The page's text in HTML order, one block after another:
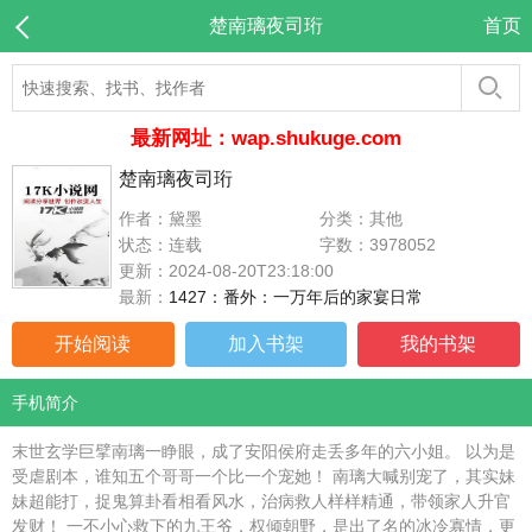
楚南璃夜司珩 首页
最新网址：wap.shukuge.com
楚南璃夜司珩
作者：黛墨
分类：其他
状态：连载
字数：3978052
更新：2024-08-20T23:18:00
最新： 1427：番外：一万年后的家宴日常
开始阅读 加入书架 我的书架
手机简介
末世玄学巨擘南璃一睁眼，成了安阳侯府走丢多年的六小姐。 以为是
受虐剧本，谁知五个哥哥一个比一个宠她！ 南璃大喊别宠了，其实妹
妹超能打，捉鬼算卦看相看风水，治病救人样样精通，带领家人升官
发财！ 一不小心救下的九王爷，权倾朝野，是出了名的冰冷寡情，更